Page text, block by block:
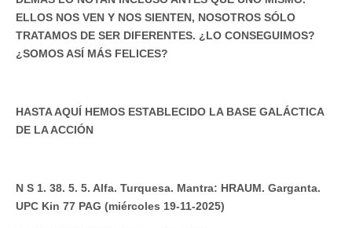
ELLOS NOS VEN Y NOS SIENTEN, NOSOTROS SÓLO
TRATAMOS DE SER DIFERENTES. ¿LO CONSEGUIMOS?
¿SOMOS ASÍ MÁS FELICES?
HASTA AQUÍ HEMOS ESTABLECIDO LA BASE GALÁCTICA
DE LA ACCIÓN
N S 1. 38. 5. 5. Alfa. Turquesa. Mantra: HRAUM. Garganta.
UPC Kin 77 PAG (miércoles 19-11-2025)